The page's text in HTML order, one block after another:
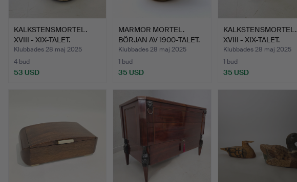
KALKSTENSMORTEL.
XVIII - XIX-TALET.
Klubbades 28 maj 2025
4 bud
53 USD
MARMOR MORTEL.
BÖRJAN AV 1900-TALET.
Klubbades 28 maj 2025
1 bud
35 USD
KALKSTENSMORTEL.
XVIII - XIX-TALET.
Klubbades 28 maj 2025
1 bud
35 USD